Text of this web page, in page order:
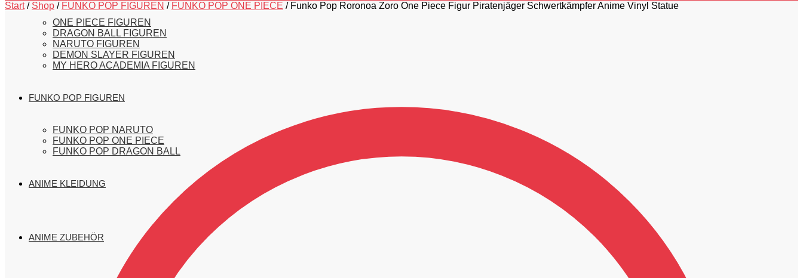
ONE PIECE FIGUREN
DRAGON BALL FIGUREN
NARUTO FIGUREN
DEMON SLAYER FIGUREN
MY HERO ACADEMIA FIGUREN
FUNKO POP FIGUREN
FUNKO POP NARUTO
FUNKO POP ONE PIECE
FUNKO POP DRAGON BALL
ANIME KLEIDUNG
ANIME ZUBEHÖR
Start/ Shop / FUNKO POP FIGUREN / FUNKO POP ONE PIECE / Funko Pop Roronoa Zoro One Piece Figur Piratenjäger Schwertkämpfer Anime Vinyl Statue